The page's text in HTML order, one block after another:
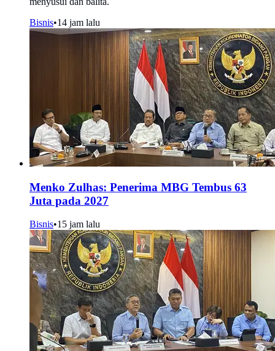
Bisnis•14 jam lalu
Menko Zulhas: Penerima MBG Tembus 63
Juta pada 2027
Bisnis•15 jam lalu